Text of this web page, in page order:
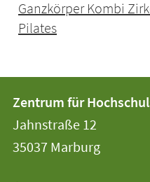
Ganzkörper Kombi
Pilates
Kontakt
und
Informationen
der
Universität
Marburg
Zentrum für
Jahnstraße 12
35037 Marburg